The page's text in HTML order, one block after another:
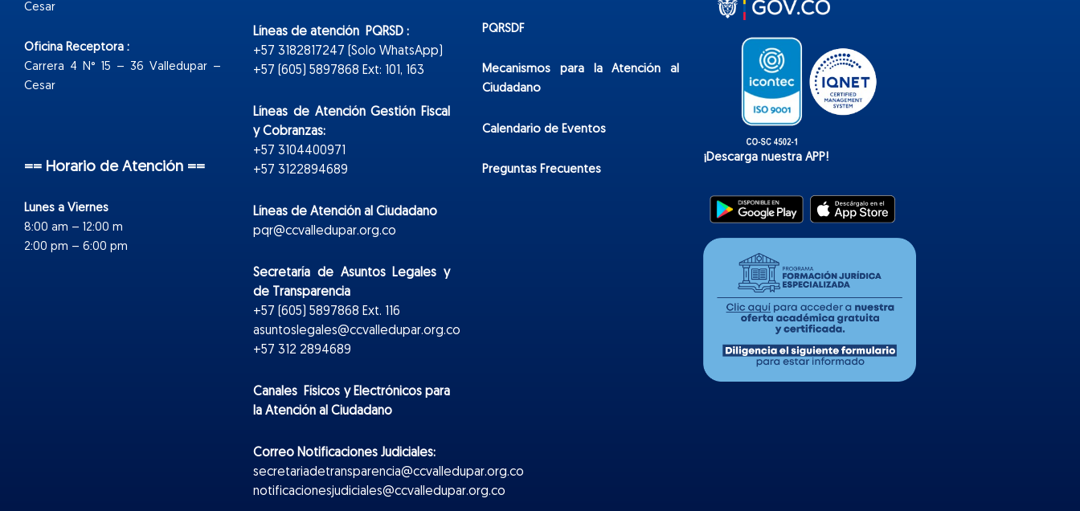
Cesar
Oficina Receptora :
Carrera 4 N° 15 – 36 Valledupar –
Cesar
== Horario de Atención ==
Lunes a Viernes
8:00 am – 12:00 m
2:00 pm – 6:00 pm
Líneas de atención PQRSD :
+57 3182817247 (Solo WhatsApp)
+57 (605) 5897868 Ext: 101, 163
Líneas de Atención Gestión Fiscal
y Cobranzas:
+57 3104400971
+57 3122894689
Líneas de Atención al Ciudadano
pqr@ccvalledupar.org.co
Secretaría de Asuntos Legales y
de Transparencia
+57 (605) 5897868 Ext. 116
asuntoslegales@ccvalledupar.org.co
+57 312 2894689
Canales Físicos yElectrónicospara
la Atención al Ciudadano
Correo Notificaciones Judiciales:
secretariadetransparencia@ccvalledupar.org.co
notificacionesjudiciales@ccvalledupar.org.co
PQRSDF
Mecanismos para la Atención al
Ciudadano
Calendario de Eventos
Preguntas Frecuentes
¡Descarga nuestra APP!